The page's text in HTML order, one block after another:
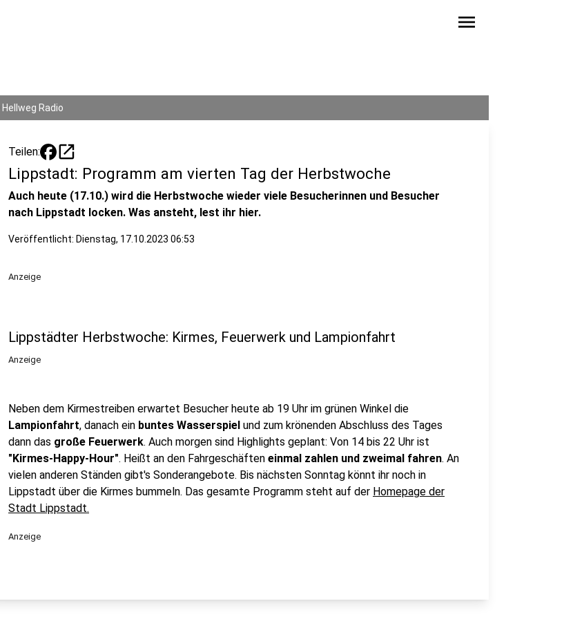
menu
Hellweg Radio
Teilen: open_in_new
Lippstadt: Programm am vierten Tag der Herbstwoche
Auch heute (17.10.) wird die Herbstwoche wieder viele Besucherinnen und Besucher
nach Lippstadt locken. Was ansteht, lest ihr hier.
Veröffentlicht: Dienstag, 17.10.2023 06:53
Anzeige
Lippstädter Herbstwoche: Kirmes, Feuerwerk und Lampionfahrt
Anzeige
Neben dem Kirmestreiben erwartet Besucher heute ab 19 Uhr im grünen Winkel die
Lampionfahrt, danach ein buntes Wasserspiel und zum krönenden Abschluss des Tages
dann das große Feuerwerk. Auch morgen sind Highlights geplant: Von 14 bis 22 Uhr ist
"Kirmes-Happy-Hour". Heißt an den Fahrgeschäften einmal zahlen und zweimal fahren. An
vielen anderen Ständen gibt's Sonderangebote. Bis nächsten Sonntag könnt ihr noch in
Lippstadt über die Kirmes bummeln. Das gesamte Programm steht auf der Homepage der
Stadt Lippstadt.
Anzeige